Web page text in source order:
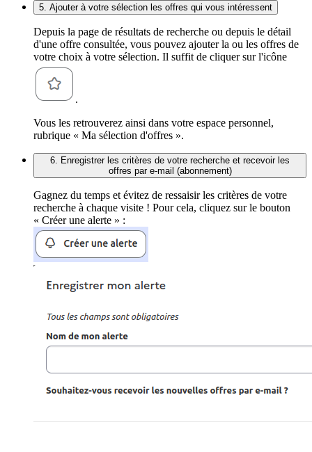
5. Ajouter à votre sélection les offres qui vous intéressent
Depuis la page de résultats de recherche ou depuis le détail
d'une offre consultée, vous pouvez ajouter la ou les offres de
votre choix à votre sélection. Il suffit de cliquer sur l'icône
.
Vous les retrouverez ainsi dans votre espace personnel,
rubrique « Ma sélection d'offres ».
6. Enregistrer les critères de votre recherche et recevoir les
offres par e-mail (abonnement)
Gagnez du temps et évitez de ressaisir les critères de votre
recherche à chaque visite ! Pour cela, cliquez sur le bouton
« Créer une alerte » :